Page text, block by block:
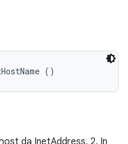
()
da InetAddress. 2. In